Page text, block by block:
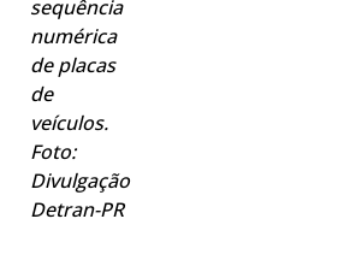
sequência
numérica
de placas
de
veículos.
Foto:
Divulgação
Detran-PR